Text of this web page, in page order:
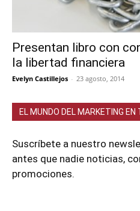
Presentan libro con
la libertad financiera
Evelyn Castillejos - 23 agosto, 2014
EL MUNDO DEL MARKETING EN
Suscríbete a nuestro
antes que nadie noticias,
promociones.